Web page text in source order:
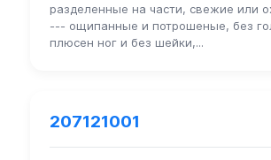
разделенные на части, свежие или
--- ощипанные и потрошеные, без
плюсен ног и без шейки,...
207121001